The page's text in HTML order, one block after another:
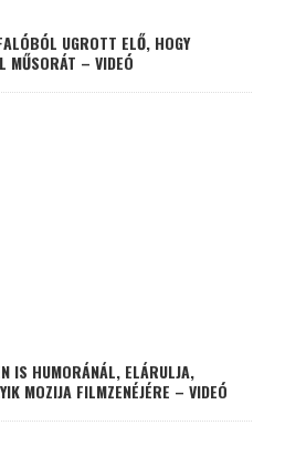
UGROTT ELŐ, HOGY
MŰSORÁT – VIDEÓ
IS HUMORÁNÁL, ELÁRULJA,
MOZIJA FILMZENÉJÉRE – VIDEÓ